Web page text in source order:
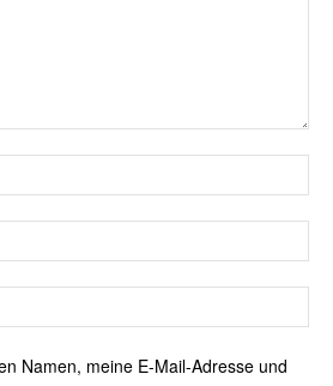
Namen, meine E-Mail-Adresse und